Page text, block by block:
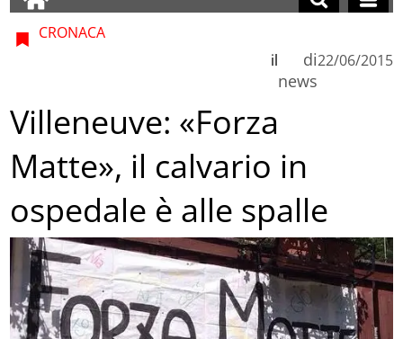
CRONACA
di
news
il 22/06/2015
Villeneuve: «Forza
Matte», il calvario in
ospedale è alle spalle